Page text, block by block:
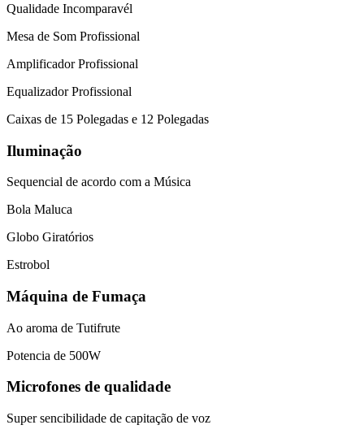
Qualidade Incomparavél
Mesa de Som Profissional
Amplificador Profissional
Equalizador Profissional
Caixas de 15 Polegadas e 12 Polegadas
Iluminação
Sequencial de acordo com a Música
Bola Maluca
Globo Giratórios
Estrobol
Máquina de Fumaça
Ao aroma de Tutifrute
Potencia de 500W
Microfones de qualidade
Super sencibilidade de capitação de voz